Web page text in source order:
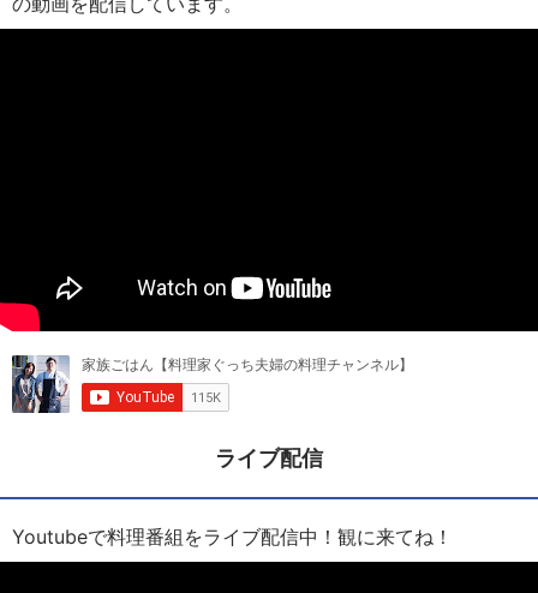
ライブ配信
Youtubeで料理番組をライブ配信中！観に来てね！